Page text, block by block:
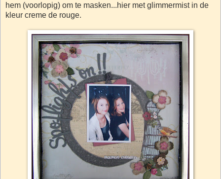
hem (voorlopig) om te masken...hier met glimmermist in de
kleur creme de rouge.